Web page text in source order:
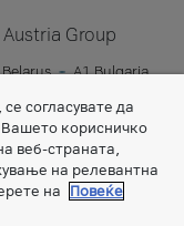
Austria Group
A1 Bulgaria
согласувате да
корисничко
веб-страната,
на релевантна
на
Повеќе